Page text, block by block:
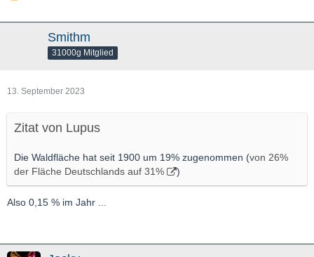
Smithm
31000g Mitglied
13. September 2023
Zitat von Lupus
Die Waldfläche hat seit 1900 um 19% zugenommen (von 26%
der Fläche Deutschlands auf 31%
)
Also 0,15 % im Jahr ...